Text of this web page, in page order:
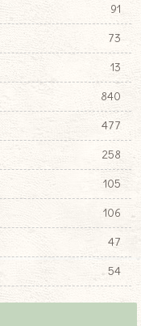
91
73
13
840
477
258
105
106
47
54